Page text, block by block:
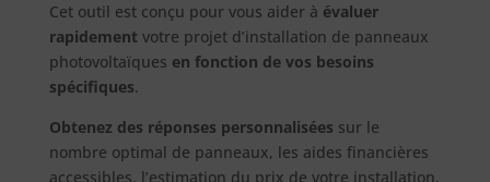
Cet outil est conçu pour vous aider à évaluer
rapidementvotre projet d’installation de panneaux
photovoltaïques en fonction de vos besoins
spécifiques.
Obtenez des réponses personnalisées sur le
nombre optimal de panneaux, les aides financières
accessibles, l’estimation du prix de votre installation,